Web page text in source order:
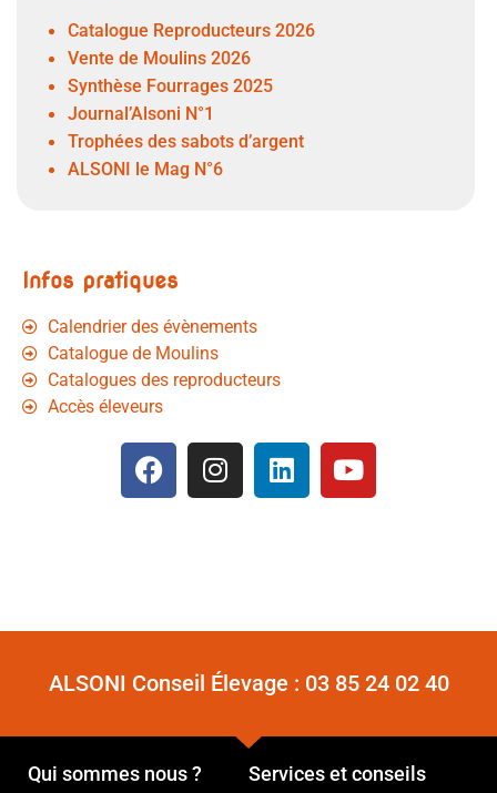
Catalogue Reproducteurs 2026
Vente de Moulins 2026
Synthèse Fourrages 2025
Journal’Alsoni N°1
Trophées des sabots d’argent
ALSONI le Mag N°6
Infos pratiques
Calendrier des évènements
Catalogue de Moulins
Catalogues des reproducteurs
Accès éleveurs
ALSONI Conseil Élevage : 03 85 24 02 40
Qui sommes nous ? Services et conseils